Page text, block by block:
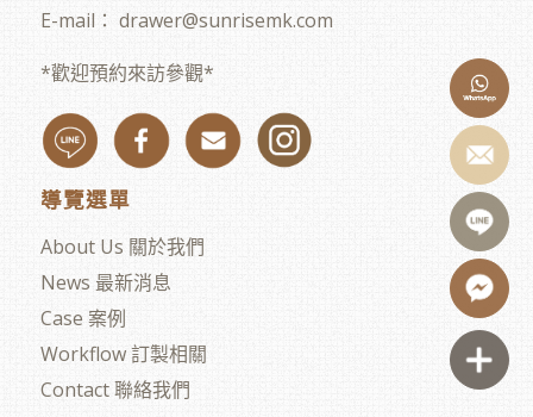
E-mail： drawer@sunrisemk.com
*歡迎預約來訪參觀*
導覽選單
About Us 關於我們
News 最新消息
Case 案例
Workflow 訂製相關
Contact 聯絡我們